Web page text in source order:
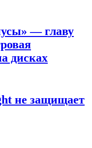
— главу
дисках
не защищает